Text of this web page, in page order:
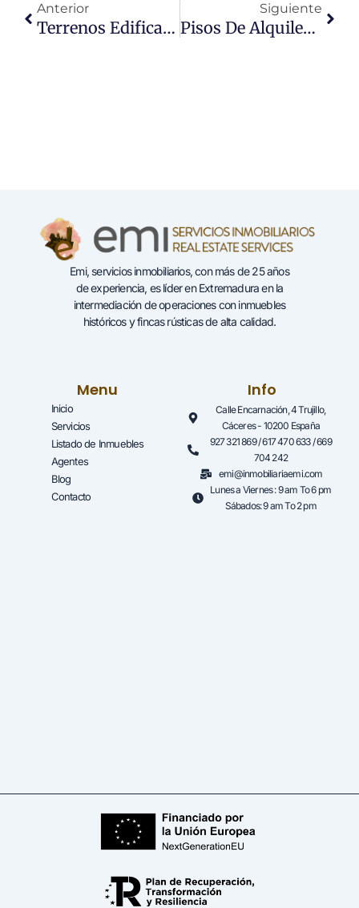
Anterior
Terrenos Edificables En Trujillo
Siguiente
Pisos De Alquiler En Trujillo
Emi, servicios inmobiliarios, con más de 25 años
de experiencia, es líder en Extremadura en la
intermediación de operaciones con inmuebles
históricos y fincas rústicas de alta calidad.
Menu
Inicio
Servicios
Listado de Inmuebles
Agentes
Blog
Contacto
Info
Calle Encarnación, 4 Trujillo,
Cáceres - 10200 España
927 321 869 / 617 470 633 / 669
704 242
emi@inmobiliariaemi.com
Lunes a Viernes : 9 am To 6 pm
Sábados: 9 am To 2 pm